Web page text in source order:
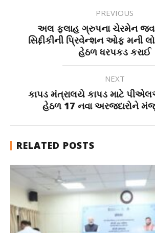
PREVIOUS
અલ ફલાહ ગ્રુપના ચેરમેન
સિદ્દીકીની પ્રિવેન્શન ઓફ મની
હેઠળ ધરપકડ કરાઈ
NEXT
કાપડ મંત્રાલયે કાપડ માટે
હેઠળ 17 નવા અરજદારોને
RELATED POSTS